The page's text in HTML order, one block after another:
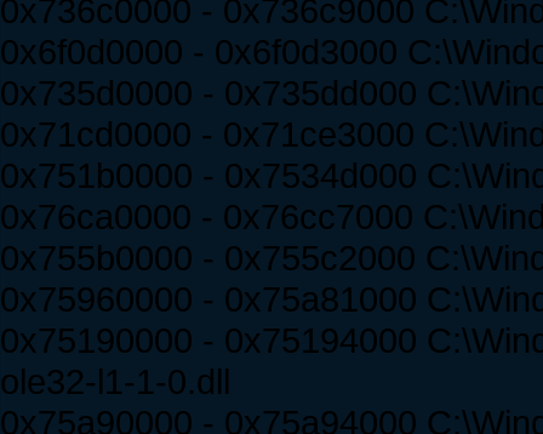
0x736c0000 - 0x736c9000
0x6f0d0000 - 0x6f0d3000
0x735d0000 - 0x735dd000
0x71cd0000 - 0x71ce3000
0x751b0000 - 0x7534d000
0x76ca0000 - 0x76cc7000
0x755b0000 - 0x755c2000
0x75960000 - 0x75a81000
0x75190000 - 0x75194000
ole32-l1-1-0.dll
0x75a90000 - 0x75a94000